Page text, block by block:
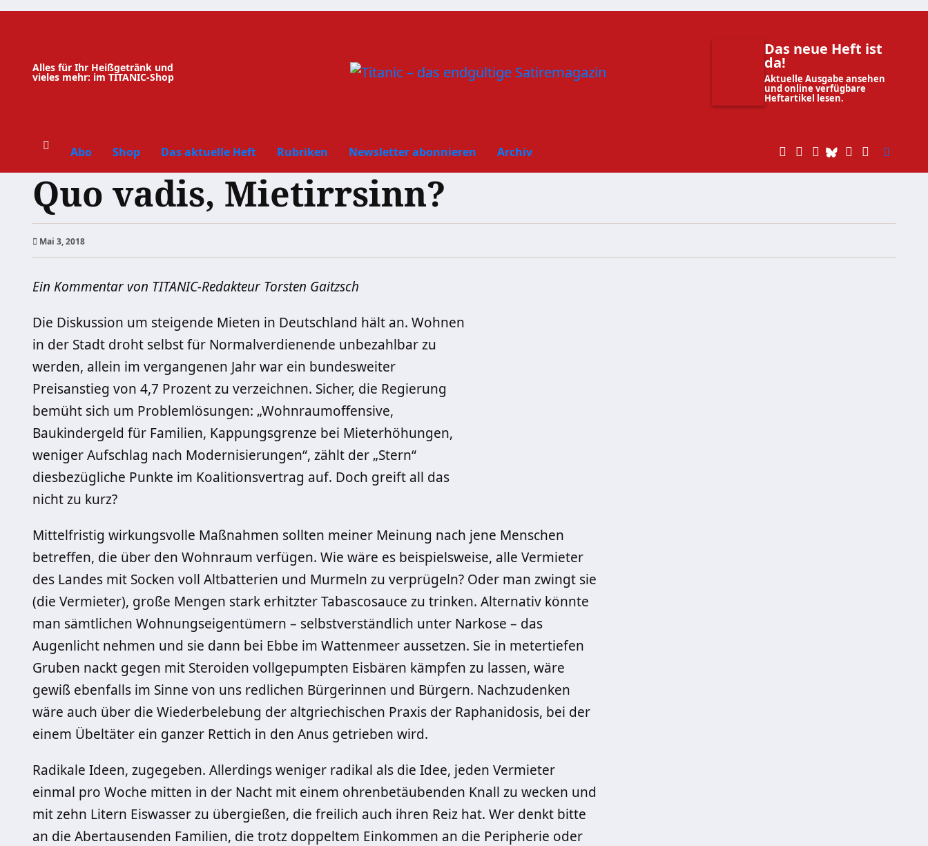
Zum
Alles für Ihr Heißgetränk und
vieles mehr: im TITANIC-Shop
Das neue Heft ist
da!
Aktuelle Ausgabe ansehen
und online verfügbare
Heftartikel lesen.
Abo Shop Das aktuelle Heft Rubriken Newsletter abonnieren Archiv
Quo vadis, Mietirrsinn?
Mai 3, 2018
Ein Kommentar von TITANIC-Redakteur Torsten Gaitzsch
Die Diskussion um steigende Mieten in Deutschland hält an. Wohnen
in der Stadt droht selbst für Normalverdienende unbezahlbar zu
werden, allein im vergangenen Jahr war ein bundesweiter
Preisanstieg von 4,7 Prozent zu verzeichnen. Sicher, die Regierung
bemüht sich um Problemlösungen: „Wohnraumoffensive,
Baukindergeld für Familien, Kappungsgrenze bei Mieterhöhungen,
weniger Aufschlag nach Modernisierungen“, zählt der „Stern“
diesbezügliche Punkte im Koalitionsvertrag auf. Doch greift all das
nicht zu kurz?
Mittelfristig wirkungsvolle Maßnahmen sollten meiner Meinung nach jene Menschen
betreffen, die über den Wohnraum verfügen. Wie wäre es beispielsweise, alle Vermieter
des Landes mit Socken voll Altbatterien und Murmeln zu verprügeln? Oder man zwingt sie
(die Vermieter), große Mengen stark erhitzter Tabascosauce zu trinken. Alternativ könnte
man sämtlichen Wohnungseigentümern – selbstverständlich unter Narkose – das
Augenlicht nehmen und sie dann bei Ebbe im Wattenmeer aussetzen. Sie in metertiefen
Gruben nackt gegen mit Steroiden vollgepumpten Eisbären kämpfen zu lassen, wäre
gewiß ebenfalls im Sinne von uns redlichen Bürgerinnen und Bürgern. Nachzudenken
wäre auch über die Wiederbelebung der altgriechischen Praxis der Raphanidosis, bei der
einem Übeltäter ein ganzer Rettich in den Anus getrieben wird.
Radikale Ideen, zugegeben. Allerdings weniger radikal als die Idee, jeden Vermieter
einmal pro Woche mitten in der Nacht mit einem ohrenbetäubenden Knall zu wecken und
mit zehn Litern Eiswasser zu übergießen, die freilich auch ihren Reiz hat. Wer denkt bitte
an die Abertausenden Familien, die trotz doppeltem Einkommen an die Peripherie oder